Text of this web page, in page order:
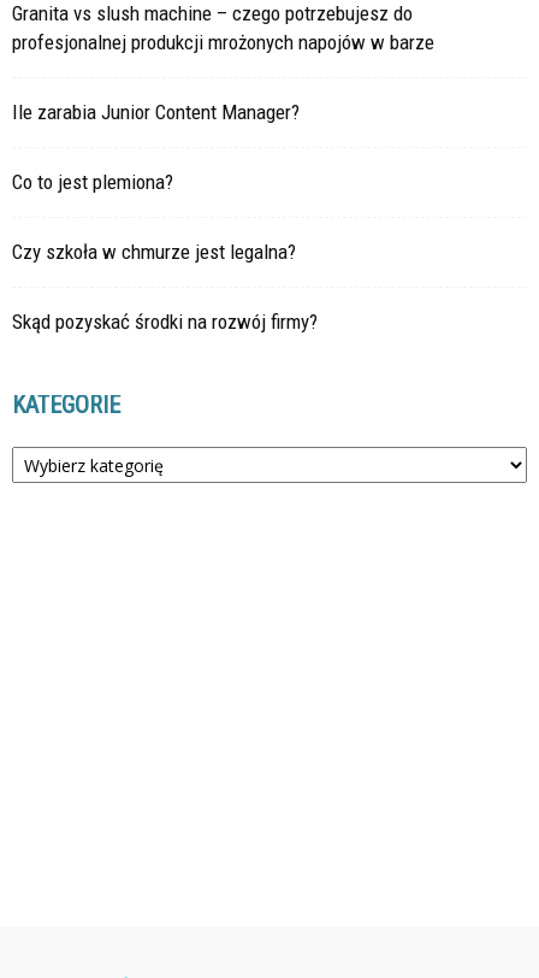
Granita vs slush machine – czego potrzebujesz do
profesjonalnej produkcji mrożonych napojów w barze
Ile zarabia Junior Content Manager?
Co to jest plemiona?
Czy szkoła w chmurze jest legalna?
Skąd pozyskać środki na rozwój firmy?
KATEGORIE
Kategorie